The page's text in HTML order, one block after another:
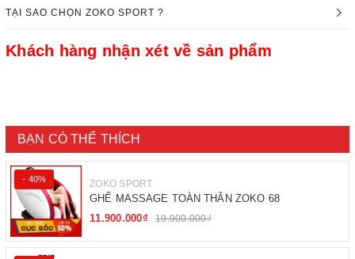
TẠI SAO CHỌN ZOKO SPORT ?
Khách hàng nhận xét về sản phẩm
BẠN CÓ THỂ THÍCH
- 40% ZOKO SPORT
GHẾ MASSAGE TOÀN THÂN ZOKO 68
11.900.000₫
19.900.000₫